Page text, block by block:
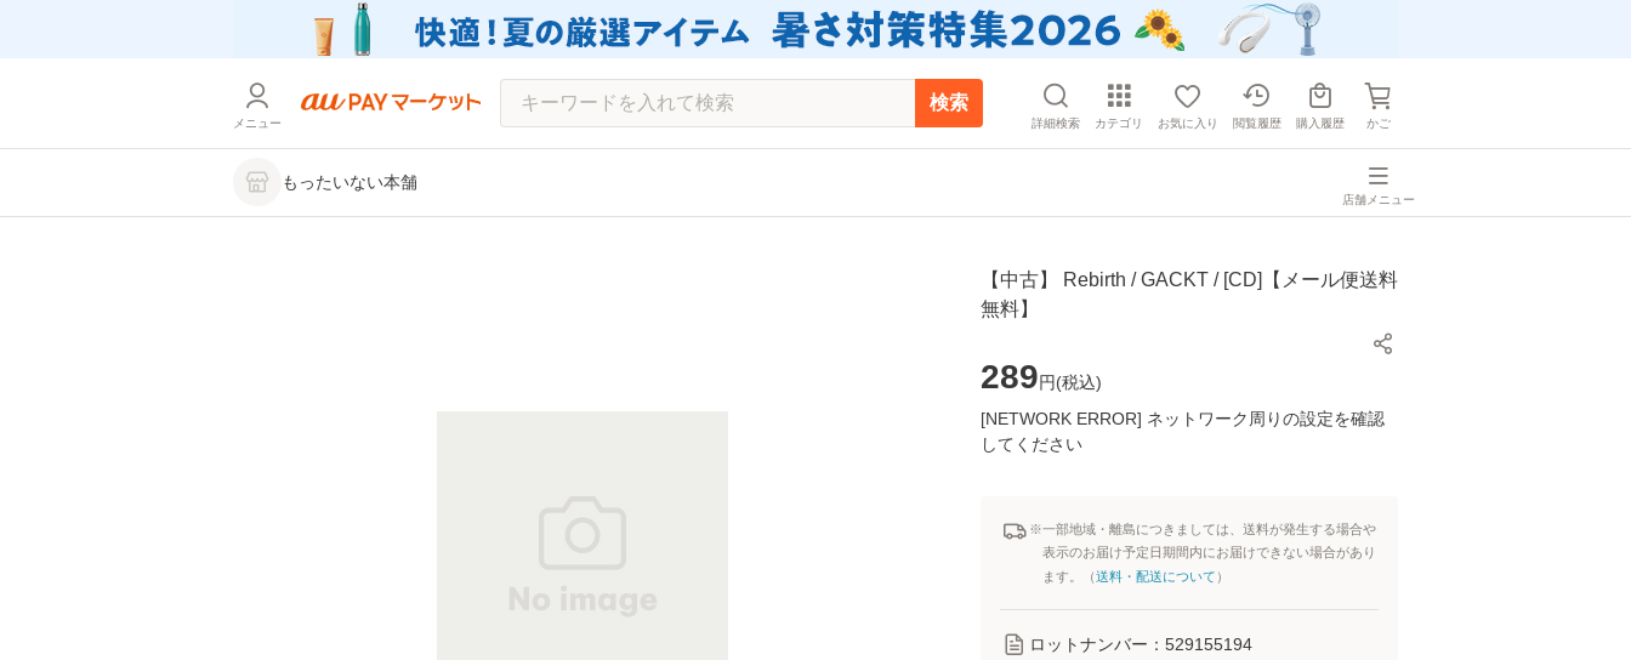
メニュー
検索
詳細検索 カテゴリ お気に入り 閲覧履歴 購入履歴 かご
もったいない本舗
店舗メニュー
【中古】 Rebirth / GACKT / [CD]【メール便送料
無料】
289円(税込)
[NETWORK ERROR] ネットワーク周りの設定を確認
してください
※一部地域・離島につきましては、送料が発生する場合や
表示のお届け予定日期間内にお届けできない場合があり
ます。（送料・配送について ）
ロットナンバー： 529155194